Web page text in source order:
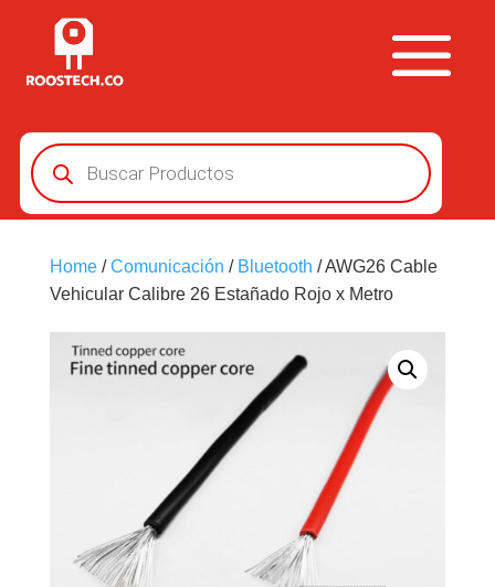
Búsqueda
de
productos
Home/Comunicación / Bluetooth / AWG26 Cable
Vehicular Calibre 26 Estañado Rojo x Metro